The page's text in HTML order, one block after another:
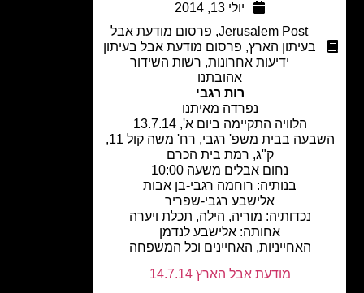
Jerusalem Post
,פרסום מודעת אבל
בעיתון הארץ,פרסום מודעת אבל בעיתון
ידיעות אחרונות,רשות השידור
אהובתנו
רות רגבי
נפרדה מאיתנו
הלוויה התקיימה ביום א', 13.7.14
השבעה בבית משפ' רגבי, רח' משה קול 11,
ק"ג, רמת בית הכרם
נחום אבלים משעה 10:00
בנותיה: רוחמה רגבי-בן אבות
אלישבע רגבי-שפריר
נכדותיה: מוריה, הילה, תכלת ויערה
אחותה: אלישבע לנדמן
האחייניות, האחיינים וכל המשפחה
מודעת אבל הארץ 14.7.14